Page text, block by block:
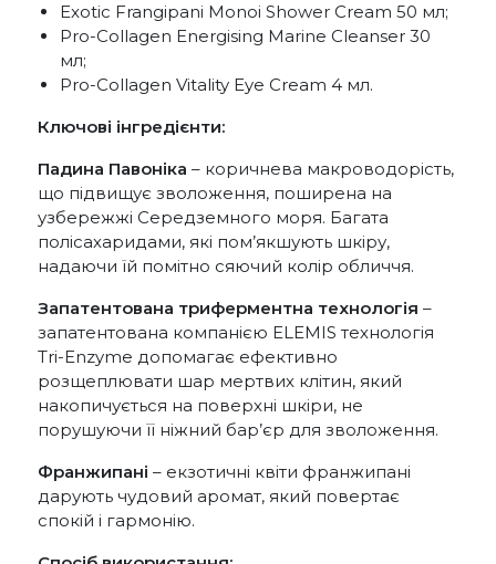
Exotic Frangipani Monoi Shower Cream 50 мл;
Pro-Collagen Energising Marine Cleanser 30
мл;
Pro-Collagen Vitality Eye Cream 4 мл.
Ключові інгредієнти:
Падина Павоніка – коричнева макроводорість,
що підвищує зволоження, поширена на
узбережжі Середземного моря. Багата
полісахаридами, які пом’якшують шкіру,
надаючи їй помітно сяючий колір обличчя.
Запатентована триферментна технологія –
запатентована компанією ELEMIS технологія
Tri-Enzyme допомагає ефективно
розщеплювати шар мертвих клітин, який
накопичується на поверхні шкіри, не
порушуючи її ніжний бар’єр для зволоження.
Франжипані – екзотичні квіти франжипані
дарують чудовий аромат, який повертає
спокій і гармонію.